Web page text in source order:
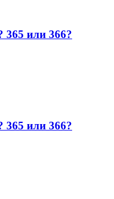
365 или 366?
365 или 366?